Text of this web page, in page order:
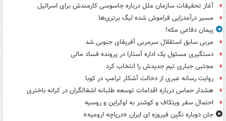
آغاز تحقیقات سازمان ملل درباره جاسوسی کارمندش برای اسرائیل
مسیر درآمدزایی فراموش شده لیگ برتری‌ها
پیمان دفاعی مکه!
مربی سابق استقلال سرمربی آفریقای جنوبی شد
دستگیری مسئول یک اداره آستارا در پرونده فساد مالی
مجتبی جباری تیم جدیدش را انتخاب کرد
روایت رسانه عبری از دخالت آشکار ترامپ در کوبا
هشدار حماس درباره اقدامات توسعه طلبانه اشغالگران در کرانه باختری
احتمال سفر ویتکاف و کوشنر به اوکراین و روسیه
جان دوباره نگین فیروزه ای ایران «دریاچه ارومیه»